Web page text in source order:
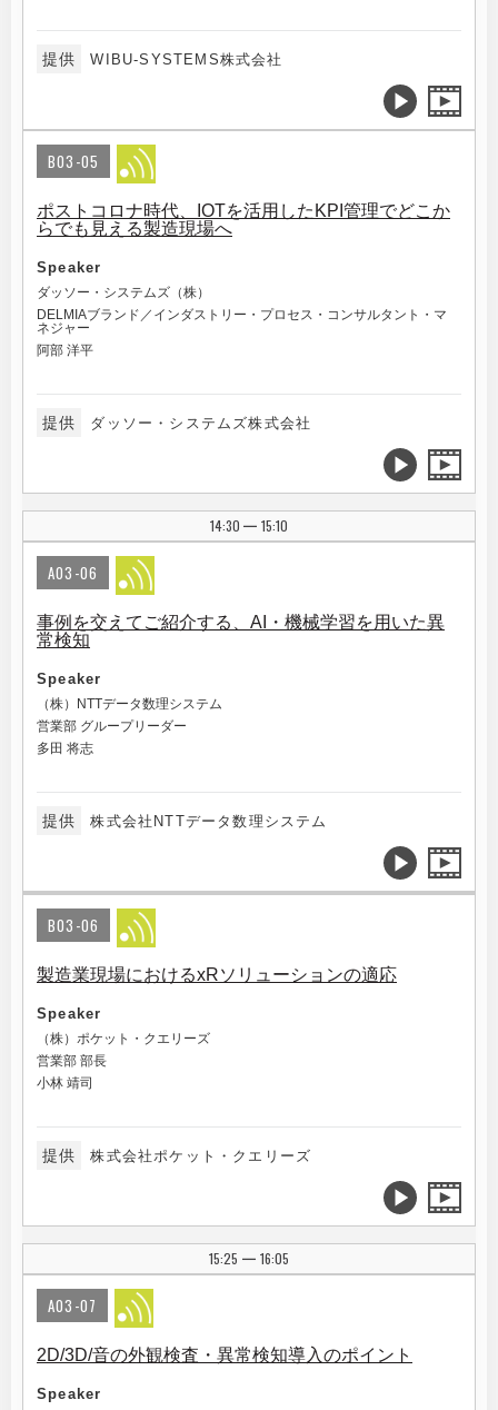
提供 WIBU-SYSTEMS株式会社
B03-05
ポストコロナ時代、IOTを活用したKPI管理でどこか
らでも見える製造現場へ
Speaker
ダッソー・システムズ（株）
DELMIAブランド／インダストリー・プロセス・コンサルタント・マ
ネジャー
阿部 洋平
提供 ダッソー・システムズ株式会社
14:30 | 15:10
A03-06
事例を交えてご紹介する、AI・機械学習を用いた異
常検知
Speaker
（株）NTTデータ数理システム
営業部 グループリーダー
多田 将志
提供 株式会社NTTデータ数理システム
B03-06
製造業現場におけるxRソリューションの適応
Speaker
（株）ポケット・クエリーズ
営業部 部長
小林 靖司
提供 株式会社ポケット・クエリーズ
15:25 | 16:05
A03-07
2D/3D/音の外観検査・異常検知導入のポイント
Speaker